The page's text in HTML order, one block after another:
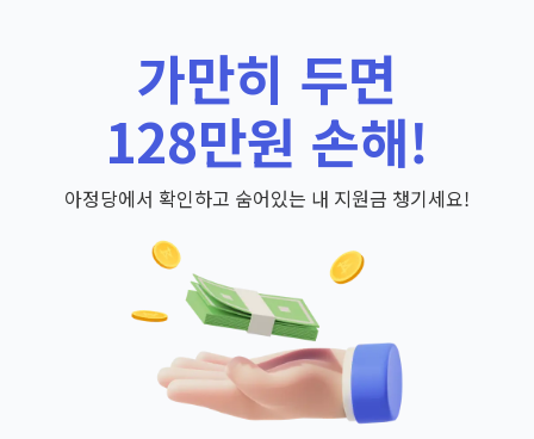
가만히 두면
128만원 손해!
아정당에서 확인하고 숨어있는 내 지원금 챙기세요!